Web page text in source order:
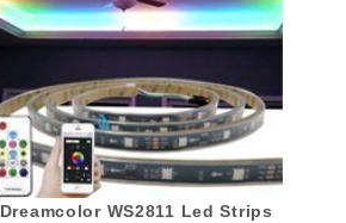
Dreamcolor WS2811 Led Strips